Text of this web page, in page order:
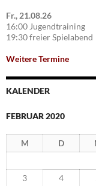
Fr., 21.08.26
16:00 Jugendtraining
19:30 freier Spielabend
Weitere Termine
KALENDER
FEBRUAR 2020
M D
3
4